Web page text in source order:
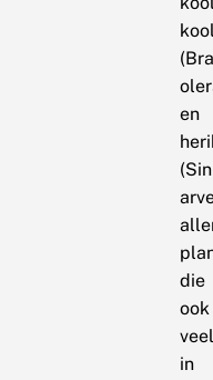
en
die
ook
veel
in